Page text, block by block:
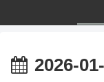
2026-